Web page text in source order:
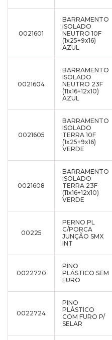
0021601
BARRAMENTO
ISOLADO
NEUTRO 10F
(1x25+9x16)
AZUL
0021604
BARRAMENTO
ISOLADO
NEUTRO 23F
(11x16+12x10)
AZUL
0021605
BARRAMENTO
ISOLADO
TERRA 10F
(1x25+9x16)
VERDE
0021608
BARRAMENTO
ISOLADO
TERRA 23F
(11x16+12x10)
VERDE
00225
PERNO PL
C/PORCA
JUNÇÃO SMX
INT
0022720
PINO
PLÁSTICO SEM
FURO
0022724
PINO
PLÁSTICO
COM FURO P/
SELAR